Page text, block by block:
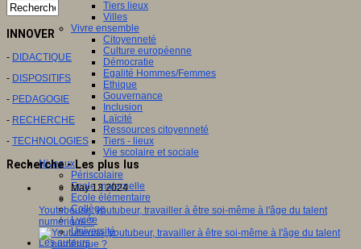
Tiers lieux
Villes
Vivre ensemble
Citoyenneté
Culture européenne
Démocratie
Egalité Hommes/Femmes
Ethique
Gouvernance
Inclusion
Laïcité
Ressources citoyenneté
Tiers - lieux
Vie scolaire et sociale
Niveaux
Périscolaire
Ecole maternelle
Ecole élémentaire
Collège
Lycée
Université
Les auteurs
INNOVER
- DIDACTIQUE
- DISPOSITIFS
- PEDAGOGIE
- RECHERCHE
- TECHNOLOGIES
Recherche - Les plus lus
May 13 2024
Youtubeuse, youtubeur, travailler à être soi-même à l'âge du talent
numérique ?